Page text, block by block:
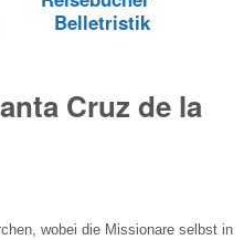
Belletristik
Cruz de la
wobei die Missionare selbst in